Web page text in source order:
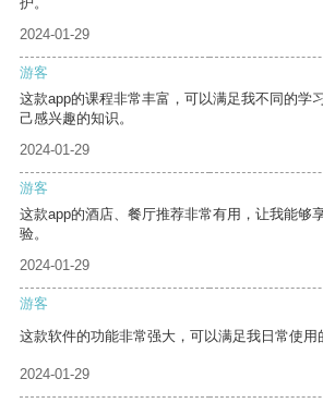
2024-01-29
游客
这款app的课程非常丰富，可以满足我不同的学
己感兴趣的知识。
2024-01-29
游客
这款app的酒店、餐厅推荐非常有用，让我能够
验。
2024-01-29
游客
这款软件的功能非常强大，可以满足我日常使用
2024-01-29